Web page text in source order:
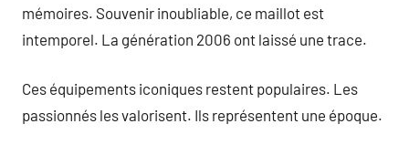
mémoires. Souvenir inoubliable, ce maillot est
intemporel. La génération 2006 ont laissé une trace.
Ces équipements iconiques restent populaires. Les
passionnés les valorisent. Ils représentent une époque.